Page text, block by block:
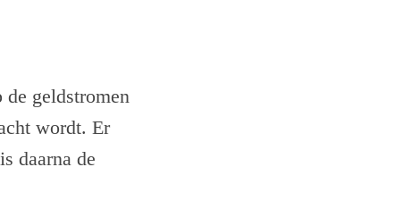
geldstromen
wordt. Er
daarna de